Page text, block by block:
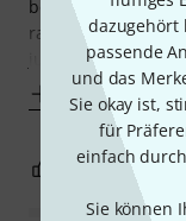
dazugehört
passende
und das
Sie okay ist,
für
einfach
Sie können
besser als diese.
rausnehmen. Man
justieren. Die
Mehr anzeigen
0